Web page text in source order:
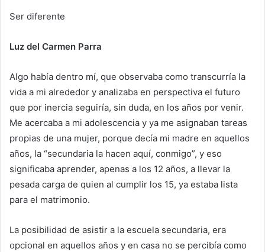
Ser diferente
Luz del Carmen Parra
Algo había dentro mí, que observaba como transcurría la
vida a mi alrededor y analizaba en perspectiva el futuro
que por inercia seguiría, sin duda, en los años por venir.
Me acercaba a mi adolescencia y ya me asignaban tareas
propias de una mujer, porque decía mi madre en aquellos
años, la “secundaria la hacen aquí, conmigo”, y eso
significaba aprender, apenas a los 12 años, a llevar la
pesada carga de quien al cumplir los 15, ya estaba lista
para el matrimonio.
La posibilidad de asistir a la escuela secundaria, era
opcional en aquellos años y en casa no se percibía como